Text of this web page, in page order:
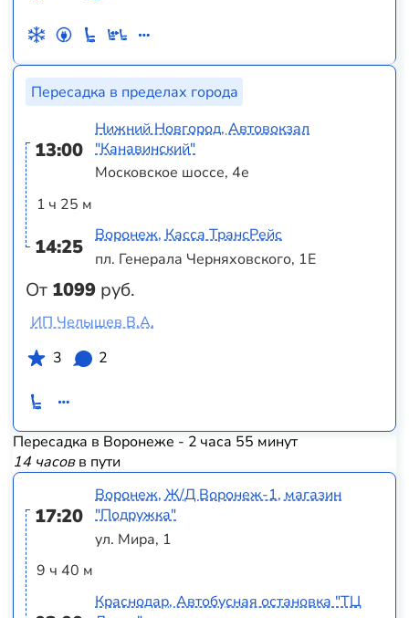
Пересадка в пределах города
13:00
1 ч 25 м
14:25
От 1099 руб.
Нижний Новгород, Автовокзал
"Канавинский"
Московское шоссе, 4е
Воронеж, Касса ТрансРейс
пл. Генерала Черняховского, 1Е
ИП Челышев В.А.
3
2
Пересадка в Воронеже - 2 часа 55 минут
14 часовв пути
17:20
9 ч 40 м
Воронеж, Ж/Д Воронеж-1, магазин
"Подружка"
ул. Мира, 1
Краснодар, Автобусная остановка "ТЦ